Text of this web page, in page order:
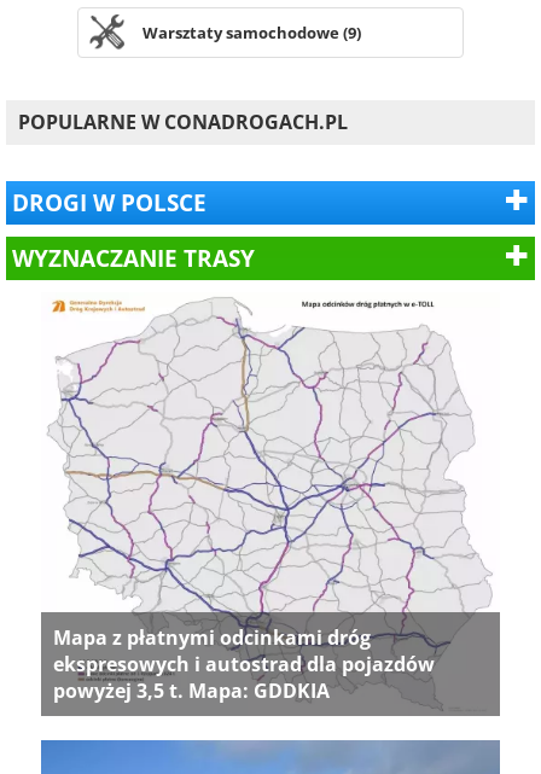
Warsztaty samochodowe (9)
POPULARNE W CONADROGACH.PL
DROGI W POLSCE
WYZNACZANIE TRASY
Mapa z płatnymi odcinkami dróg
ekspresowych i autostrad dla pojazdów
powyżej 3,5 t. Mapa: GDDKIA